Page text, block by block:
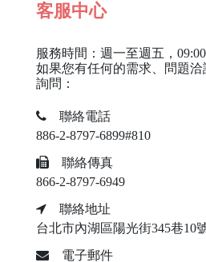
客服中心
服務時間：週一至週五，
如果您有任何的需求、問題
詢問：
聯絡電話
886-2-8797-6899#810
聯絡傳真
866-2-8797-6949
聯絡地址
台北市內湖區陽光街345巷10
電子郵件